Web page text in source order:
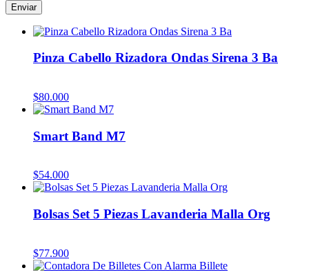
Pinza Cabello Rizadora Ondas Sirena 3 Ba
$80.000
Smart Band M7
$54.000
Bolsas Set 5 Piezas Lavanderia Malla Org
$77.900